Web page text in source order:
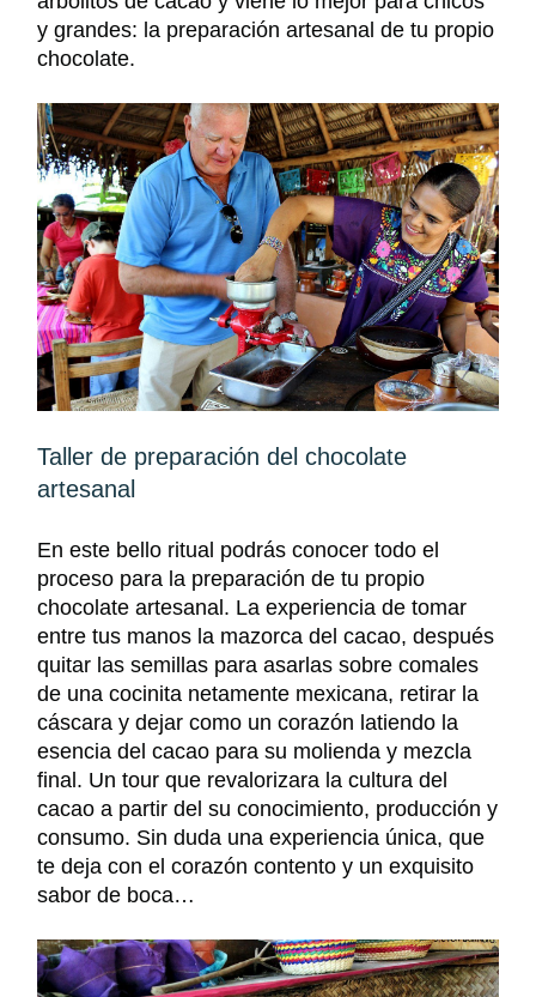
y grandes: la preparación artesanal de tu propio
chocolate.
Taller de preparación del chocolate
artesanal
En este bello ritual podrás conocer todo el
proceso para la preparación detu propio
chocolate artesanal. La experiencia de tomar
entre tus manos la mazorca del cacao,después
quitar las semillas para asarlas sobre comales
de una cocinita netamente mexicana, retirar la
cáscaray dejar como un corazón latiendo la
esencia del cacao para su molienda y mezcla
final. Un tour que revalorizara la cultura del
cacao a partir del su conocimiento, producción y
consumo. Sin duda una experiencia única, que
te deja conel corazón contento y un exquisito
sabor de boca…